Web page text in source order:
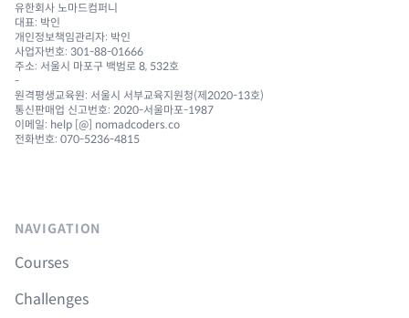
유한회사 노마드컴퍼니
대표: 박인
개인정보책임관리자: 박인
사업자번호: 301-88-01666
주소: 서울시 마포구 백범로 8, 532호
-
원격평생교육원: 서울시 서부교육지원청(제2020-13호)
통신판매업 신고번호: 2020-서울마포-1987
이메일: help [@] nomadcoders.co
전화번호: 070-5236-4815
NAVIGATION
Courses
Challenges